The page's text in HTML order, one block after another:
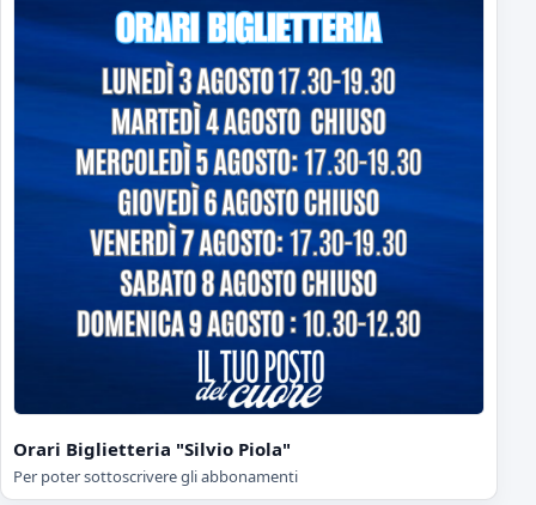
Orari Biglietteria "Silvio Piola"
Per poter sottoscrivere gli abbonamenti